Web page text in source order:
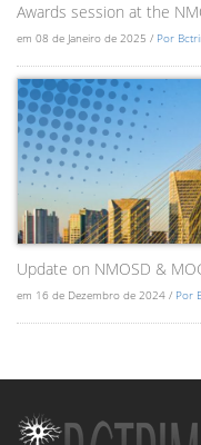
Awards session at the
em 08 de Janeiro de 2025 / Por
Update on NMOSD &
em 16 de Dezembro de 2024 / Por